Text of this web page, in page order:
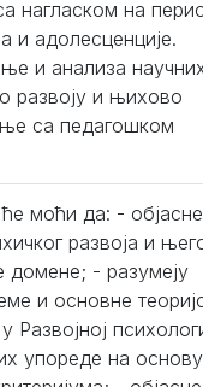
нагласком на
и адолесценције.
и анализа
развоју и њихово
са педагошком
моћи да: - објасне
развоја и
домене; - разумеју
и основне
Развојној
упореде на основу